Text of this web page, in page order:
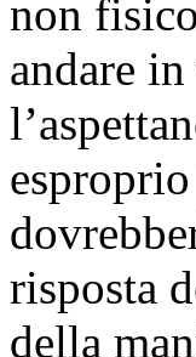
non
andare
risposta
della